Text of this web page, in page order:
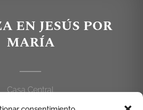
EN JESÚS POR
MARÍA
Casa Central
Cisneros, 55